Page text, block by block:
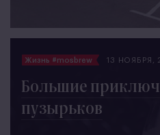
Жизнь #mosbrew 13 НОЯБРЯ,
Большие
пузырьков